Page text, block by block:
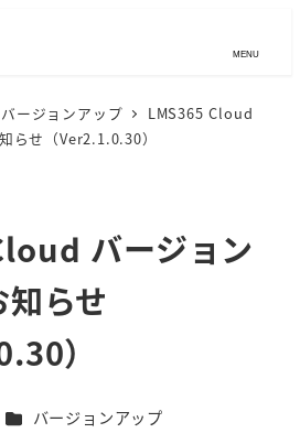
MENU
バージョンアップ
LMS365 Cloud
らせ（Ver2.1.0.30）
バージョン
らせ
）
カテゴリー
バージョンアップ